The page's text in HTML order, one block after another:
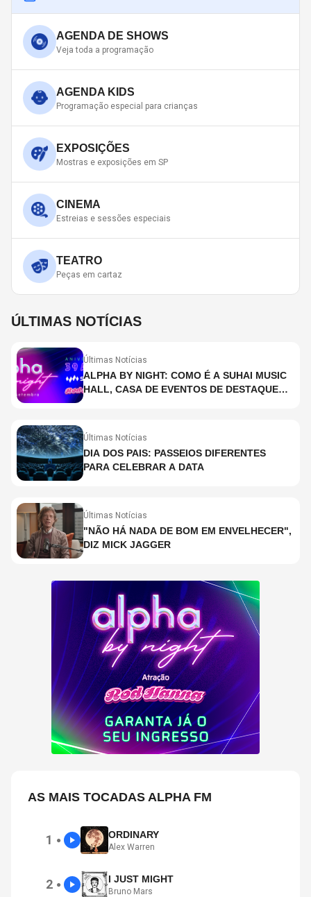
AGENDA DE SHOWS
Veja toda a programação
AGENDA KIDS
Programação especial para crianças
EXPOSIÇÕES
Mostras e exposições em SP
CINEMA
Estreias e sessões especiais
TEATRO
Peças em cartaz
ÚLTIMAS NOTÍCIAS
Últimas Notícias
ALPHA BY NIGHT: COMO É A SUHAI MUSIC
HALL, CASA DE EVENTOS DE DESTAQUE
Últimas Notícias
DIA DOS PAIS: PASSEIOS DIFERENTES
PARA CELEBRAR A DATA
Últimas Notícias
"NÃO HÁ NADA DE BOM EM ENVELHECER",
DIZ MICK JAGGER
AS MAIS TOCADAS ALPHA FM
1 ● ORDINARY
Alex Warren
2 ● I JUST MIGHT
Bruno Mars